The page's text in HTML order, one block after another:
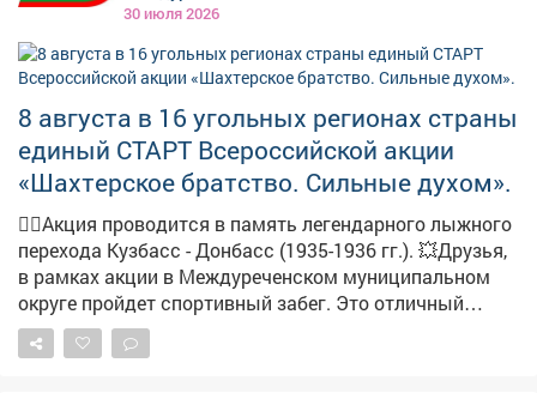
30 июля 2026
8 августа в 16 угольных регионах страны
единый СТАРТ Всероссийской акции
«Шахтерское братство. Сильные духом».
🏃‍♀️Акция проводится в память легендарного лыжного
перехода Кузбасс - Донбасс (1935-1936 гг.). 💥Друзья,
в рамках акции в Междуреченском муниципальном
округе пройдет спортивный забег. Это отличный
повод провести время с пользой, зарядиться энергией
и поддержать спортивные традиции нашего региона.